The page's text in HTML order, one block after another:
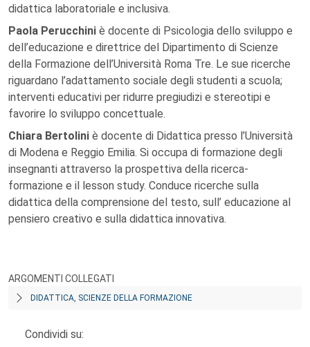
didattica laboratoriale e inclusiva.
Paola Perucchini è docente di Psicologia dello sviluppo e
dell’educazione e direttrice del Dipartimento di Scienze
della Formazione dell’Università Roma Tre. Le sue ricerche
riguardano l’adattamento sociale degli studenti a scuola;
interventi educativi per ridurre pregiudizi e stereotipi e
favorire lo sviluppo concettuale.
Chiara Bertolini è docente di Didattica presso l’Università
di Modena e Reggio Emilia. Si occupa di formazione degli
insegnanti attraverso la prospettiva della ricerca-
formazione e il lesson study. Conduce ricerche sulla
didattica della comprensione del testo, sull’ educazione al
pensiero creativo e sulla didattica innovativa.
ARGOMENTI COLLEGATI
DIDATTICA, SCIENZE DELLA FORMAZIONE
Condividi su: